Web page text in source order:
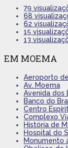
79
68
62
15
13
EM MOEMA
Aeroporto
Av. Moema
Avenida dos
Banco do
Centro
Complexo
História de
Hospital do
Monumento